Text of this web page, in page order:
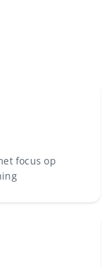
focus op